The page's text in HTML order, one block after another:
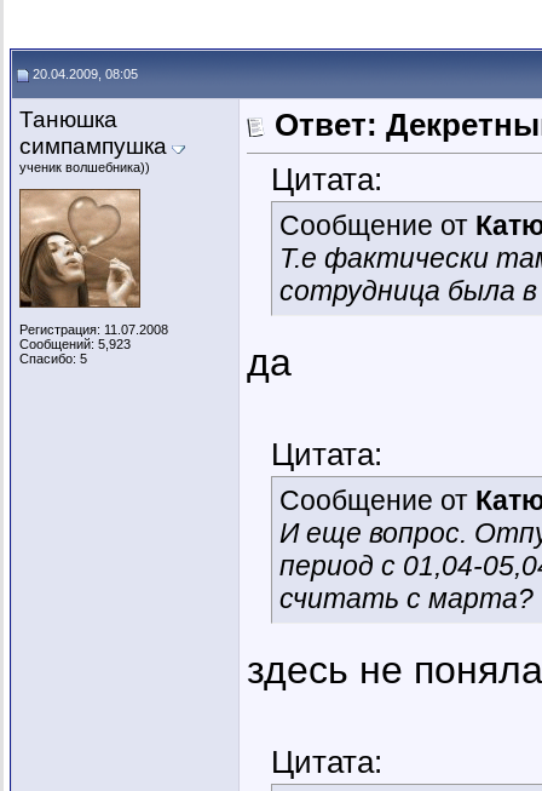
20.04.2009, 08:05
Танюшка
симпампушка
ученик волшебника))
Регистрация: 11.07.2008
Сообщений: 5,923
Спасибо: 5
Ответ:
Цитата:
Сообщение от
Т.е фактически
сотрудница была
да
Цитата:
Сообщение от
И еще вопрос.
период с 01,04-
считать с марта?
здесь не
Цитата: